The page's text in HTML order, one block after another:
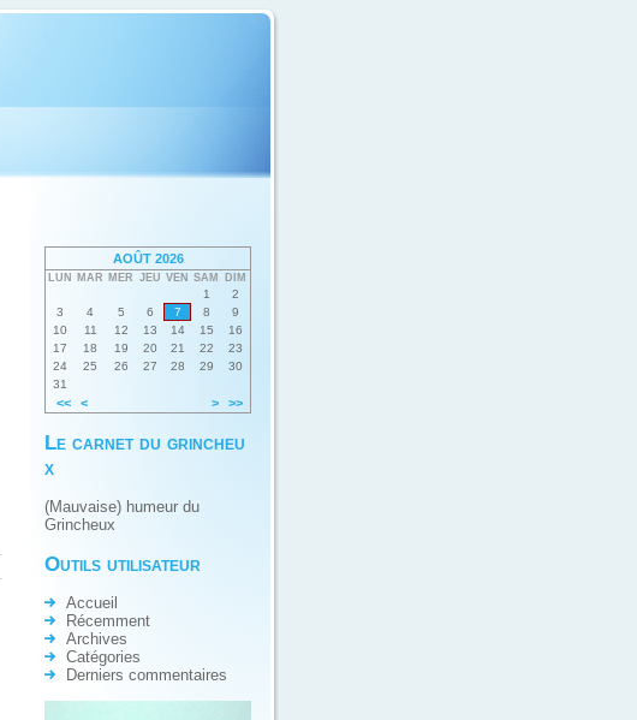
AOÛT 2026
LUN MAR MER JEU VEN SAM DIM
1
2
3
4 5 6 7 8
9
10
11 12 13 14 15
16
17
18 19 20 21 22
23
24
25 26 27 28 29
30
31
<< < > >>
Le carnet du grincheu
x
(Mauvaise) humeur du
Grincheux
Outils utilisateur
Accueil
Récemment
Archives
Catégories
Derniers commentaires